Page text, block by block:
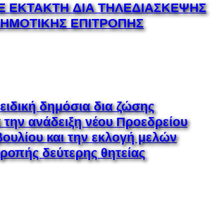
ΔΙΑ ΤΗΛΕΔΙΑΣΚΕΨΗΣ
ΕΠΙΤΡΟΠΗΣ
δημόσια δια ζώσης
ανάδειξη νέου Προεδρείου
και την εκλογή μελών
δεύτερης θητείας